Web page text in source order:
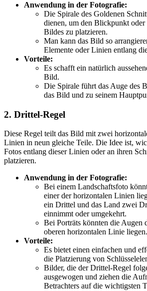
Anwendung in der Fotografie:
Die Spirale des Goldenen
dienen, um den Blickpunkt oder
Bildes zu platzieren.
Man kann das Bild so
Elemente oder Linien entlang
Vorteile:
Es schafft ein natürlich
Bild.
Die Spirale führt das Auge des
das Bild und zu seinem
2. Drittel-Regel
Diese Regel teilt das Bild mit zwei
Linien in neun gleiche Teile. Die Idee ist,
Fotos entlang dieser Linien oder an ihren
platzieren.
Anwendung in der Fotografie:
Bei einem Landschaftsfoto
einer der horizontalen Linien
ein Drittel und das Land zwei
einnimmt oder umgekehrt.
Bei Porträts könnten die Augen
oberen horizontalen Linie liegen.
Vorteile:
Es bietet einen einfachen und
die Platzierung von
Bilder, die der Drittel-Regel
ausgewogen und ziehen die
Betrachters auf die wichtigsten